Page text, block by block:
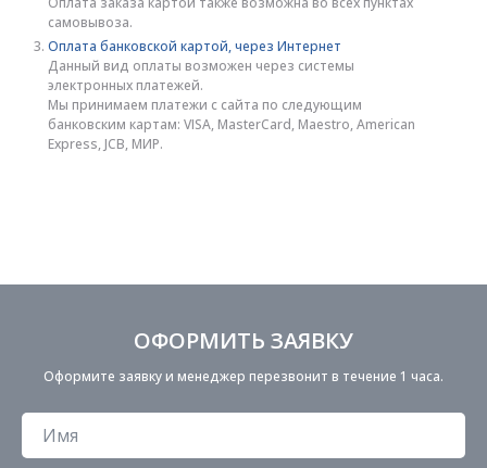
самовывоза.
Оплата банковской картой, через Интернет
Данный вид оплаты возможен через системы
электронных платежей.
Мы принимаем платежи с сайта по следующим
банковским картам: VISA, MasterCard, Maestro, American
Express, JCB, МИР.
ОФОРМИТЬ ЗАЯВКУ
Оформите заявку и менеджер перезвонит в течение 1 часа.